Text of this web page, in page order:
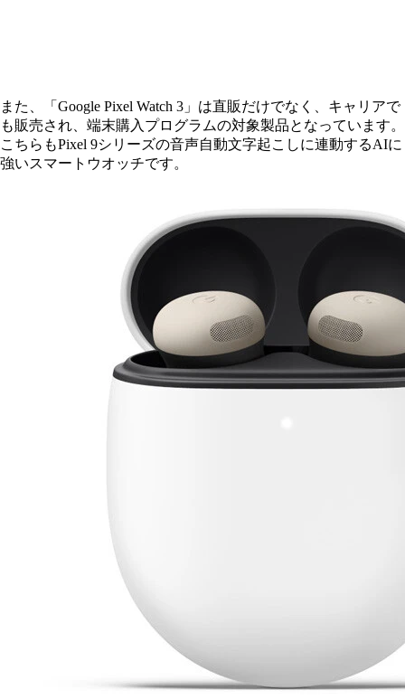
また、「Google Pixel Watch 3」は直販だけでなく、キャリアで
も販売され、端末購入プログラムの対象製品となっています。
こちらもPixel 9シリーズの音声自動文字起こしに連動するAIに
強いスマートウオッチです。